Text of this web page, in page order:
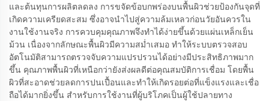
และต้นทุนการผลิตลดลง การขจัดข้อบกพร่องบนพื้นผิวช่วยป้องกันจุดที่
เกิดความเครียดสะสม ซึ่งอาจนำไปสู่ความล้มเหลวก่อนวัยอันควรใน
งานใช้งานจริง การควบคุมคุณภาพจึงทำได้ง่ายขึ้นด้วยแผ่นเหล็กเย็น
ม้วน เนื่องจากลักษณะพื้นผิวมีความสม่ำเสมอ ทำให้ระบบตรวจสอบ
อัตโนมัติสามารถตรวจจับความแปรปรวนได้อย่างมีประสิทธิภาพมาก
ขึ้น คุณภาพพื้นผิวที่เหนือกว่ายังส่งผลดีต่อคุณสมบัติการเชื่อม โดยพื้น
ผิวที่สะอาดช่วยลดการปนเปื้อนและทำให้เกิดรอยต่อที่แข็งแรงและเชื่อ
ถือได้มากยิ่งขึ้น สำหรับการใช้งานที่ผู้บริโภคเป็นผู้ใช้ปลายทาง